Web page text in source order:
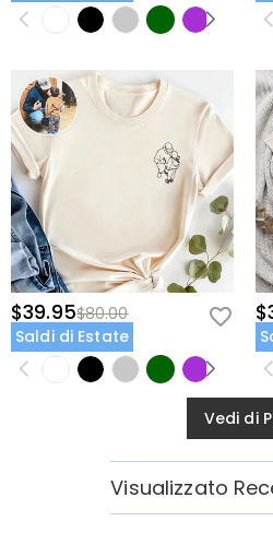
$39.95$80.00
Saldi di Estate
Vedi di
Visualizzato